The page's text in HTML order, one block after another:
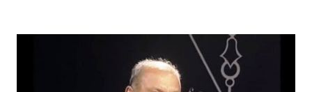
भिडियोहरु युट्युबमा अपलोड भएका थिए । युट्युबका अनुसार आठ वर्ष
अघि सुरु भएको भिडियो कम्पिटिसन हिजो सकिएकोछ । भिडियो
कम्पिटिसन सकिएपछि युट्युबको कुनै अर्थ नभएको गुगलले जनाएकोछ